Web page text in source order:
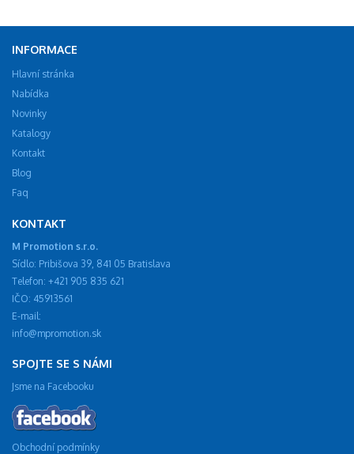
INFORMACE
Hlavní stránka
Nabídka
Novinky
Katalogy
Kontakt
Blog
Faq
KONTAKT
M Promotion s.r.o.
Sídlo: Pribišova 39, 841 05 Bratislava
Telefon: +421 905 835 621
IČO: 45913561
E-mail:
info@mpromotion.sk
SPOJTE SE S NÁMI
Jsme na Facebooku
Obchodní podmínky